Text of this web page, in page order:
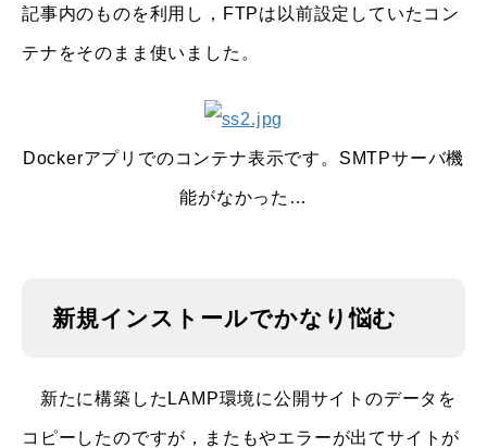
記事内のものを利用し，FTPは以前設定していたコン
テナをそのまま使いました。
Dockerアプリでのコンテナ表示です。SMTPサーバ機
能がなかった…
新規インストールでかなり悩む
新たに構築したLAMP環境に公開サイトのデータを
コピーしたのですが，またもやエラーが出てサイトが